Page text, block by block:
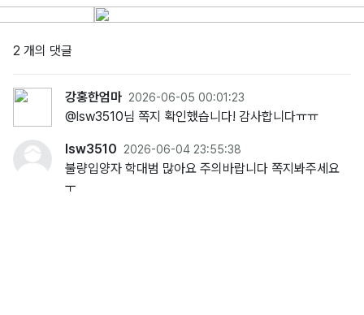
2 개의 댓글
강홍한엄마 2026-06-05 00:01:23
@lsw3510님 쪽지 확인했습니다! 감사합니다ㅠㅠ
lsw3510 2026-06-04 23:55:38
불량입양자 학대범 많아요 주의바랍니다 쪽지봐주세요
ㅜ